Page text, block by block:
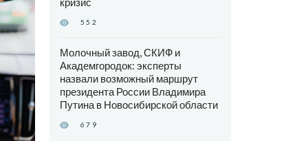
552
Молочный завод, СКИФ и
Академгородок: эксперты
назвали возможный маршрут
президента России Владимира
Путина в Новосибирской области
679